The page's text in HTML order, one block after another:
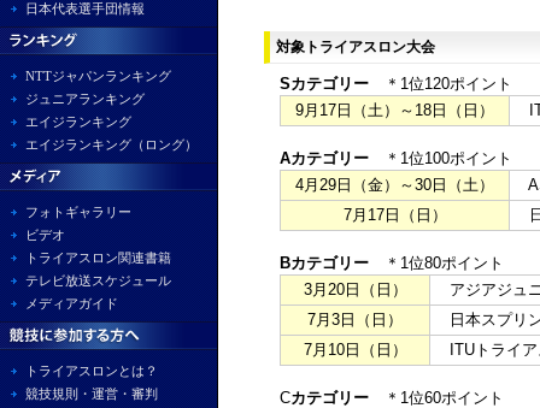
日本代表選手団情報
NTTジャパンランキング
ジュニアランキング
エイジランキング
エイジランキング（ロング）
フォトギャラリー
ビデオ
トライアスロン関連書籍
テレビ放送スケジュール
メディアガイド
トライアスロンとは？
競技規則・運営・審判
対象トライアスロン大会
Sカテゴリー＊1位120ポイント
9月17日（土）～18日（日）
Aカテゴリー＊1位100ポイント
4月29日（金）～30日（土）
7月17日（日）
Bカテゴリー＊1位80ポイント
3月20日（日）
アジアジュ
7月3日（日）
日本スプリ
7月10日（日）
ITUトライア
Cカテゴリー＊1位60ポイント